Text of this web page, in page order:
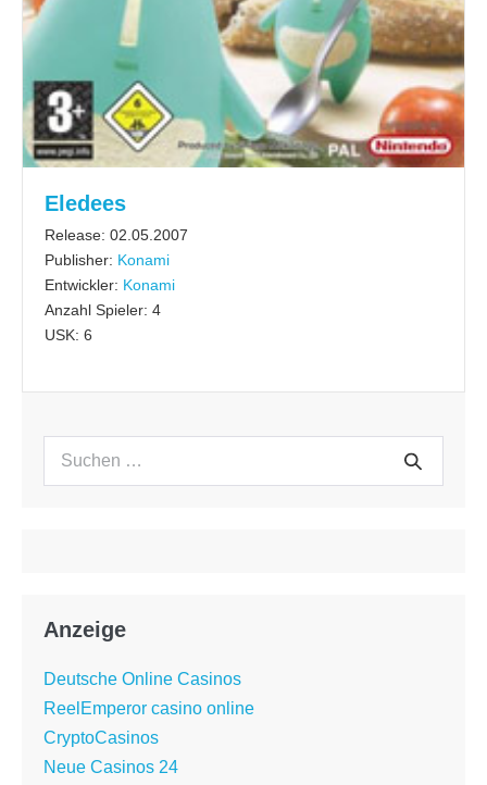
Eledees
Release: 02.05.2007
Publisher: Konami
Entwickler: Konami
Anzahl Spieler: 4
USK: 6
Suchen
Suche
Anzeige
Deutsche Online Casinos
ReelEmperor casino online
CryptoCasinos
Neue Casinos 24